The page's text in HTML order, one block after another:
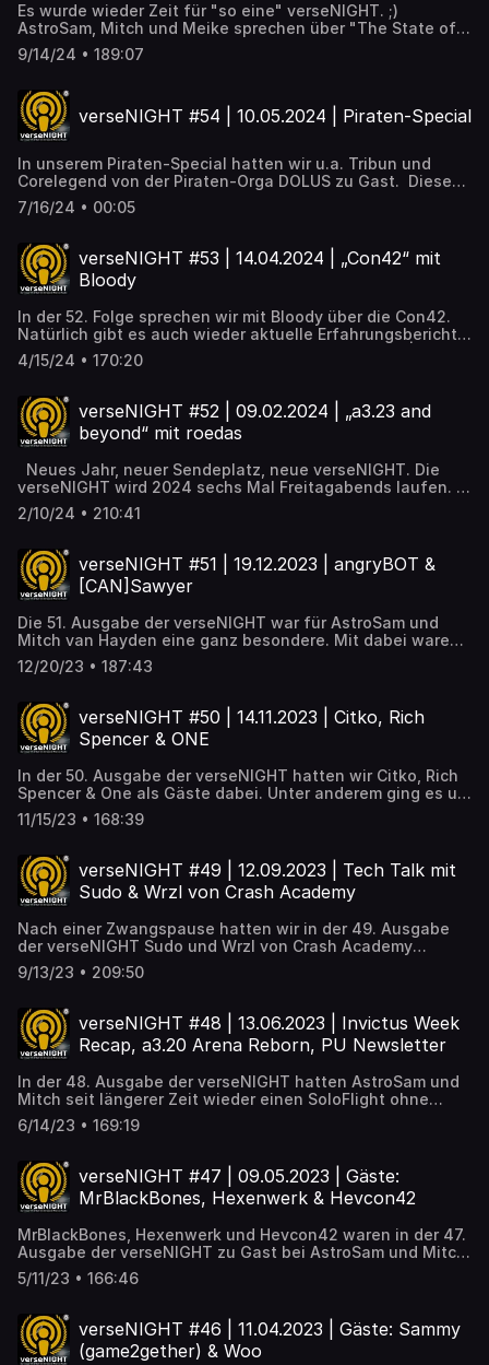
Es wurde wieder Zeit für "so eine" verseNIGHT. ;)
AstroSam, Mitch und Meike sprechen über "The State of
the Verse" und erlauben sich negative wie auch positive
Kritikpunkt anzusprechen. Des Weiteren berichtet Mitch
und Videos weiter unten). Viel Spaß beim
Anschauen/Anhören. Links zum Thema "LINUX-GAMING":
▶️ https://distrowatch.com ▶️
https://nobaraproject.org ▶️ https://www.protondb.com
mehr Infos in der Videobeschreibung bei YouTube...
9/14/24 • 189:07
verseNIGHT #54 | 10.05.2024 | Piraten-Special
In unserem Piraten-Special hatten wir u.a. Tribun und
Corelegend von der Piraten-Orga DOLUS zu Gast. Diese
Folge ist leider nicht mehr als Aufzeichnung verfügbar.
7/16/24 • 00:05
verseNIGHT #53 | 14.04.2024 | „Con42“ mit
Bloody
In der 52. Folge sprechen wir mit Bloody über die Con42.
Natürlich gibt es auch wieder aktuelle Erfahrungsberichte
und News aus dem Verse. Viel Spaß! Links: Con42 |
BloodyTV https://www.youtube.com/watch?
4/15/24 • 170:20
verseNIGHT #52 | 09.02.2024 | „a3.23 and
beyond“ mit roedas
Neues Jahr, neuer Sendeplatz, neue verseNIGHT. Die
verseNIGHT wird 2024 sechs Mal Freitagabends laufen. In
die Fußstapfen unseres Chat-Moderators Danny tritt
2024 Streamerin 🐭 Maikemaus. In der 52. Folge begrüßten
Star Citizen Dienstagsrunde ist und sprachen mit ihm u.a.
über die aktuelle Entwicklung des Spiels. Viel Spaß!
www.twitch.tv/roedas https://www.youtube.com/watch?
2/10/24 • 210:41
verseNIGHT #51 | 19.12.2023 | angryBOT &
[CAN]Sawyer
Die 51. Ausgabe der verseNIGHT war für AstroSam und
Mitch van Hayden eine ganz besondere. Mit dabei waren
als wiederkehrende Gäste angryBOT und Sawyer von
Crash Academy mit denen die beiden Gastgeber einen
https://www.youtube.com/watch?v=otf-RgmrwTg
12/20/23 • 187:43
verseNIGHT #50 | 14.11.2023 | Citko, Rich
Spencer & ONE
In der 50. Ausgabe der verseNIGHT hatten wir Citko, Rich
Spencer & One als Gäste dabei. Unter anderem ging es um
unsere Eindrücke vom Pyro-Playtest, Citko's Besuch der
diesjährigen Citizen Con und um das Fan-Film-Projekt von
BTW: Die Lösungen von unserem Gewinnspiel lauteten
"1h36m" & "AstroSam". https://www.youtube.com/watch?
v=K0JuERwsub8
11/15/23 • 168:39
verseNIGHT #49 | 12.09.2023 | Tech Talk mit
Sudo & Wrzl von Crash Academy
Nach einer Zwangspause hatten wir in der 49. Ausgabe
der verseNIGHT Sudo und Wrzl von Crash Academy
Network zu Gast. Neben der anstehenden Alpha3.20 und
dem frisch erschienenen Starfield ging es ab dem 3.
Musik stammt dieses mal zum Großteil aus der neuen
Compilation "The Sound of Scenesat Vol.7" auf der
AstroSam und Mit auch jeweils mit einem Titel vertreten
Network The sound of SceneSat Vol.7
https://www.youtube.com/watch?v=uqcjfe6hj3o
9/13/23 • 209:50
verseNIGHT #48 | 13.06.2023 | Invictus Week
Recap, a3.20 Arena Reborn, PU Newsletter
In der 48. Ausgabe der verseNIGHT hatten AstroSam und
Mitch seit längerer Zeit wieder einen SoloFlight ohne
Gäste. Insgesamt zog sich die aktuelle Stimmung der
Beiden und der Zuschauer wie ein roter Faden durch den
u.a. auf die Invictus Launch Week zurück, sowie auf das
kommende Upgrade des Arena Commanders und dem
aktuellen PU Newsletter. Viel Spaß! ### 🔗 weiterführende
Group: https://www.germanremixgroup.de/ 📻 The People's
Radio: https://thepeoplesradio.space/
https://www.youtube.com/watch?v=dR8gbHYIspQ
6/14/23 • 169:19
verseNIGHT #47 | 09.05.2023 | Gäste:
MrBlackBones, Hexenwerk & Hevcon42
MrBlackBones, Hexenwerk und Hevcon42 waren in der 47.
Ausgabe der verseNIGHT zu Gast bei AstroSam und Mitch
van Hayden. Dabei ging es u.a. natürlich wieder um den
aktuellen Stand der Entwicklung bei Star Citizen und
Content Creator. Viel Spaß beim Zuhören! ⚠️ Gegen Ende
des ersten sowie zu Beginn des zweiten Talkblocks
hatten wir technische Probleme, weshalb der Stream zwei
5/11/23 • 166:46
verseNIGHT #46 | 11.04.2023 | Gäste: Sammy
(game2gether) & Woo